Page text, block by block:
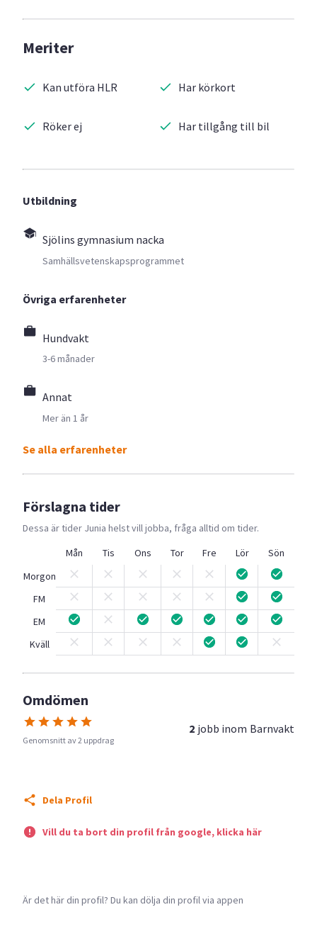
Meriter
Kan utföra HLR
Röker ej
Har körkort
Har tillgång till bil
Utbildning
Sjölins gymnasium nacka
Samhällsvetenskapsprogrammet
Övriga erfarenheter
Hundvakt
3-6 månader
Annat
Mer än 1 år
Se alla erfarenheter
Förslagna tider
Dessa är tider Junia helst vill jobba, fråga alltid om tider.
Mån
Tis Ons Tor Fre Lör
Sön
Morgon
FM
EM
Kväll
Omdömen
Genomsnitt av 2 uppdrag
2 jobb inom Barnvakt
Dela Profil
Vill du ta bort din profil från google, klicka här
Är det här din profil? Du kan dölja din profil via appen